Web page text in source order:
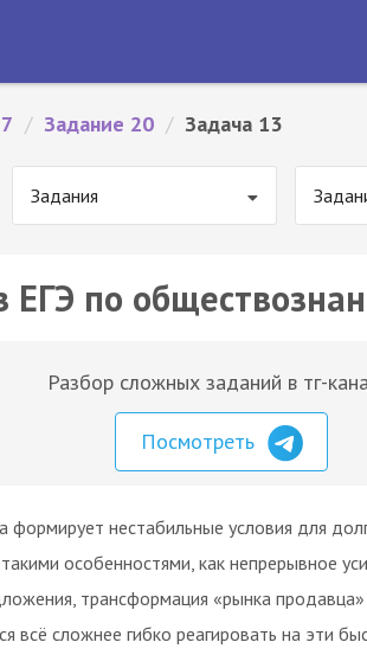
/ Задание 20 / Задача 13
Задания
ЕГЭ по
Разбор сложных заданий в тг-
Посмотреть
формирует нестабильные условия для
особенностями, как непрерывное
трансформация «рынка
всё сложнее гибко реагировать на эти